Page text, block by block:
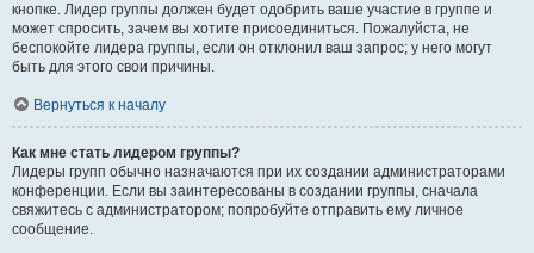
кнопке. Лидер группы должен будет одобрить ваше участие в группе и
может спросить, зачем вы хотите присоединиться. Пожалуйста, не
беспокойте лидера группы, если он отклонил ваш запрос; у него могут
быть для этого свои причины.
Вернуться к началу
Как мне стать лидером группы?
Лидеры групп обычно назначаются при их создании администраторами
конференции. Если вы заинтересованы в создании группы, сначала
свяжитесь с администратором; попробуйте отправить ему личное
сообщение.